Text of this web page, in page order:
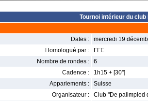
Tournoi intérieur du
Dates :
mercredi 19
Homologué par :
FFE
Nombre de rondes :
6
Cadence :
1h15 + [30'']
Appariements :
Suisse
Organisateur :
Club "De palimpied